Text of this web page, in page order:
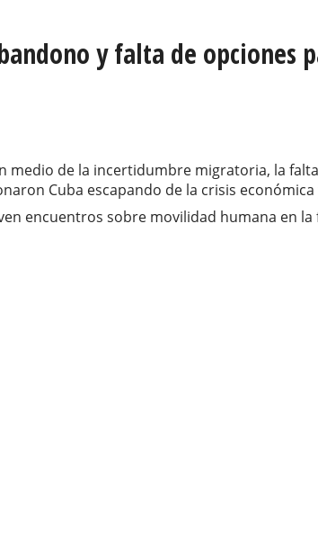
y falta de opciones
de la incertidumbre migratoria, la
Cuba escapando de la crisis
encuentros sobre movilidad humana en